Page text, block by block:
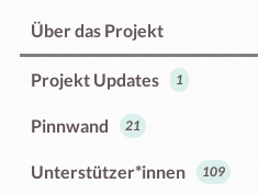
Über das Projekt
Projekt Updates 1
Pinnwand 21
Unterstützer*innen 109